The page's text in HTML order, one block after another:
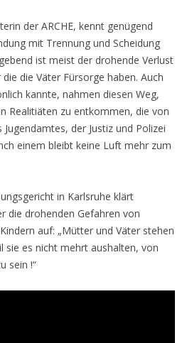
der ARCHE, kennt genügend
mit Trennung und Scheidung
ist meist der drohende Verlust
die Väter Fürsorge haben. Auch
kannte, nahmen diesen Weg,
Realitiäten zu entkommen, die von
der Justiz und Polizei
einem bleibt keine Luft mehr zum
in Karlsruhe klärt
die drohenden Gefahren von
auf: „Mütter und Väter stehen
sie es nicht mehrt aushalten, von
sein !“